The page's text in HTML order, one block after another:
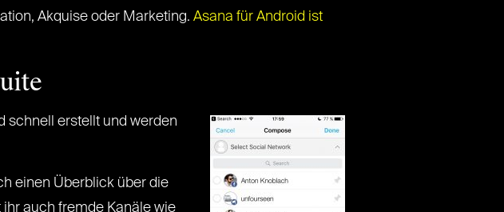
Akquise oder Marketing. Asana für Android ist
schnell erstellt und werden
einen Überblick über die
auch fremde Kanäle wie